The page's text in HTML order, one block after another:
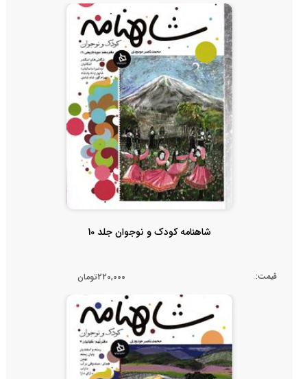
شاهنامه کودک و نوجوان جلد 10
قیمت: 220,000تومان